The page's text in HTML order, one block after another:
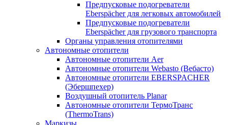
Предпусковые подогреватели
Eberspächer для легковых автомобилей
Предпусковые подогреватели
Eberspächer для грузового транспорта
Органы управления отопителями
Автономные отопители
Автономные отопители Аer
Автономные отопители Webasto (Вебасто)
Автономные отопители EBERSPACHER
(Эбершпехер)
Воздушный отопитель Planar
Автономные отопители ТермоТранс
(ThermoTrans)